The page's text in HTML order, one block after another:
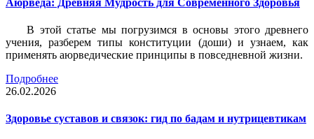
В этой статье мы погрузимся в основы этого древнего
учения, разберем типы конституции (доши) и узнаем, как
применять аюрведические принципы в повседневной жизни.
Подробнее
26.02.2026
Здоровье суставов и связок: гид по бадам и нутрицевтикам